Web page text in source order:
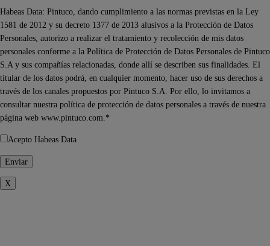
Habeas Data: Pintuco, dando cumplimiento a las normas previstas en la Ley
1581 de 2012 y su decreto 1377 de 2013 alusivos a la Protección de Datos
Personales, autorizo a realizar el tratamiento y recolección de mis datos
personales conforme a la Política de Protección de Datos Personales de Pintuco
S.A y sus compañías relacionadas, donde allí se describen sus finalidades. El
titular de los datos podrá, en cualquier momento, hacer uso de sus derechos a
través de los canales propuestos por Pintuco S.A. Por ello, lo invitamos a
consultar nuestra política de protección de datos personales a través de nuestra
página web www.pintuco.com.*
Acepto Habeas Data
X